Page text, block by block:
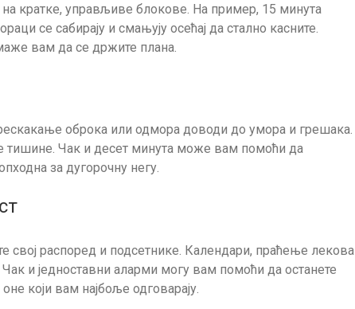
кратке, управљиве блокове. На пример, 15 минута
се сабирају и смањују осећај да стално касните.
вам да се држите плана.
оброка или одмора доводи до умора и грешака.
тишине. Чак и десет минута може вам помоћи да
за дугорочну негу.
свој распоред и подсетнике. Календари, праћење лекова
и једноставни аларми могу вам помоћи да останете
који вам најбоље одговарају.